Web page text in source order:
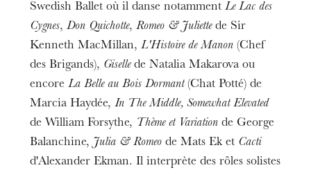
Swedish Ballet où il danse notammentLe Lac des
Cygnes,Don Quichotte,Romeo & Juliettede Sir
Kenneth MacMillan,L'Histoire de Manon (Chef
des Brigands), Gisellede Natalia Makarova ou
encoreLa Belle au Bois Dormant(Chat Potté) de
Marcia Haydée,In The Middle, Somewhat Elevated
de William Forsythe, Thème et Variation de George
Balanchine, Julia & Romeo de Mats Ek et Cacti
d'Alexander Ekman. Il interprète des rôles solistes